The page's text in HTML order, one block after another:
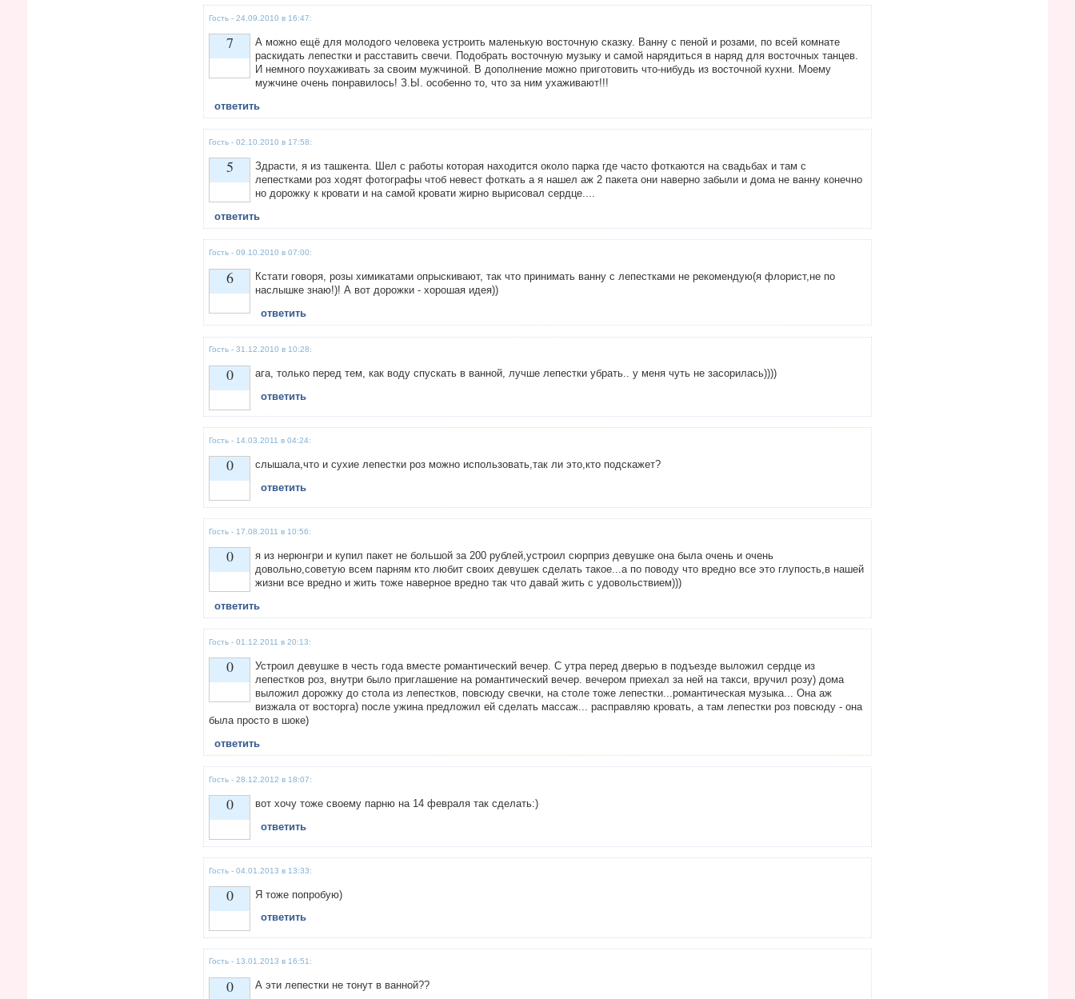
Гость - 24.09.2010 в 16:47:
7
А можно ещё для молодого человека устроить маленькую восточную сказку. Ванну с пеной и розами, по всей комнате
раскидать лепестки и расставить свечи. Подобрать восточную музыку и самой нарядиться в наряд для восточных танцев.
И немного поухаживать за своим мужчиной. В дополнение можно приготовить что-нибудь из восточной кухни. Моему
мужчине очень понравилось! З.Ы. особенно то, что за ним ухаживают!!!
ответить
Гость - 02.10.2010 в 17:58:
5
Здрасти, я из ташкента. Шел с работы которая находится около парка где часто фоткаются на свадьбах и там с
лепестками роз ходят фотографы чтоб невест фоткать а я нашел аж 2 пакета они наверно забыли и дома не ванну конечно
но дорожку к кровати и на самой кровати жирно вырисовал сердце....
ответить
Гость - 09.10.2010 в 07:00:
6
Кстати говоря, розы химикатами опрыскивают, так что принимать ванну с лепестками не рекомендую(я флорист,не по
наслышке знаю!)! А вот дорожки - хорошая идея))
ответить
Гость - 31.12.2010 в 10:28:
0
Vote up!
ага, только перед тем, как воду спускать в ванной, лучше лепестки убрать.. у меня чуть не засорилась))))
ответить
Гость - 14.03.2011 в 04:24:
0
Vote up!
слышала,что и сухие лепестки роз можно использовать,так ли это,кто подскажет?
ответить
Гость - 17.08.2011 в 10:56:
0
я из нерюнгри и купил пакет не большой за 200 рублей,устроил сюрприз девушке она была очень и очень
довольно,советую всем парням кто любит своих девушек сделать такое...а по поводу что вредно все это глупость,в нашей
жизни все вредно и жить тоже наверное вредно так что давай жить с удовольствием)))
ответить
Гость - 01.12.2011 в 20:13:
0
Устроил девушке в честь года вместе романтический вечер. С утра перед дверью в подъезде выложил сердце из
лепестков роз, внутри было приглашение на романтический вечер. вечером приехал за ней на такси, вручил розу) дома
выложил дорожку до стола из лепестков, повсюду свечки, на столе тоже лепестки...романтическая музыка... Она аж
визжала от восторга) после ужина предложил ей сделать массаж... расправляю кровать, а там лепестки роз повсюду - она
была просто в шоке)
ответить
Гость - 28.12.2012 в 18:07:
0
Vote up!
вот хочу тоже своему парню на 14 февраля так сделать:)
ответить
Гость - 04.01.2013 в 13:33:
0
Vote up!
Я тоже попробую)
ответить
Гость - 13.01.2013 в 16:51:
0 А эти лепестки не тонут в ванной??